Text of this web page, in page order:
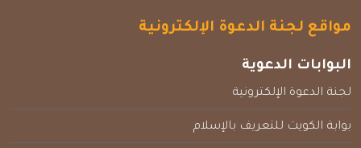
مواقع لجنة الدعوة الإلكترونية
البوابات الدعوية
لجنة الدعوة الإلكترونية
بوابة الكويت للتعريف بالإسلام